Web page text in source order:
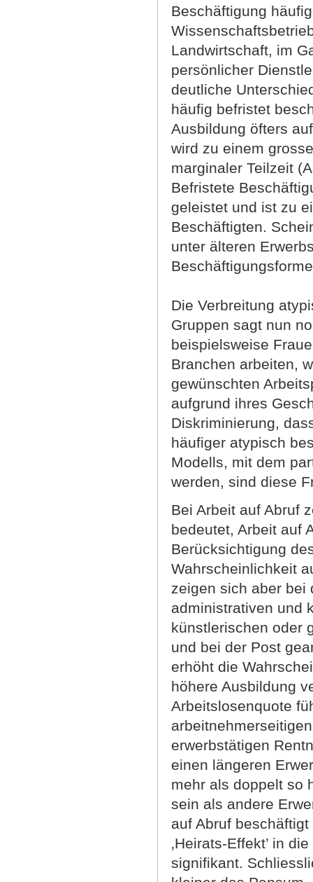
Beschäftigung
Landwirtschaft, im
persönlicher
deutliche
häufig befristet
Ausbildung öfters
wird zu einem
marginaler Teilzeit
Befristete
geleistet und ist zu
Beschäftigten.
unter älteren
Die Verbreitung
Gruppen sagt nun
beispielsweise
Branchen arbeiten,
gewünschten
aufgrund ihres
Diskriminierung,
häufiger atypisch
Modells, mit dem
werden, sind diese
Bei Arbeit auf Abruf
bedeutet, Arbeit auf
Berücksichtigung
Wahrscheinlichkeit
zeigen sich aber bei
administrativen und
künstlerischen oder
und bei der Post
erhöht die
höhere Ausbildung
Arbeitslosenquote
erwerbstätigen
einen längeren
mehr als doppelt so
sein als andere
auf Abruf
‚Heirats-Effekt’ in
signifikant.